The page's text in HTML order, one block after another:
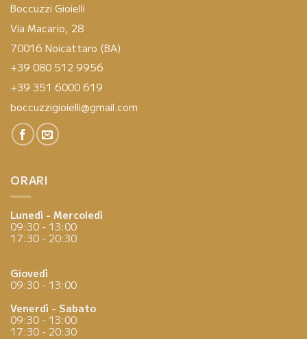
Boccuzzi Gioielli
Via Macario, 28
70016 Noicattaro (BA)
+39 080 512 9956
+39 351 6000 619
boccuzzigioielli@gmail.com
ORARI
Lunedì - Mercoledì
09:30 - 13:00
17:30 - 20:30
Giovedì
09:30 - 13:00
Venerdì - Sabato
09:30 - 13:00
17:30 - 20:30